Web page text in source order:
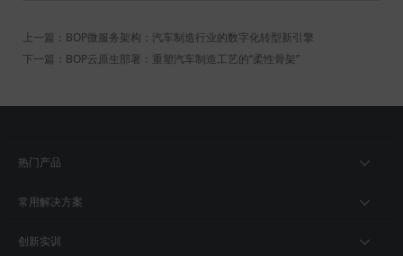
上一篇：BOP微服务架构：汽车制造行业的数字化转型新引擎
下一篇：BOP云原生部署：重塑汽车制造工艺的“柔性骨架”
热门产品
常用解决方案
创新实训